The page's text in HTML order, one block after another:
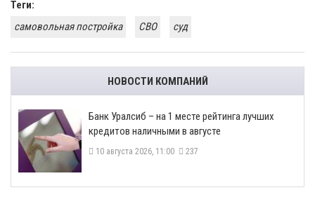
Теги:
самовольная постройка
СВО суд
НОВОСТИ КОМПАНИЙ
Банк Уралсиб – на 1 месте рейтинга лучших
кредитов наличными в августе
10 августа 2026, 11:00 237